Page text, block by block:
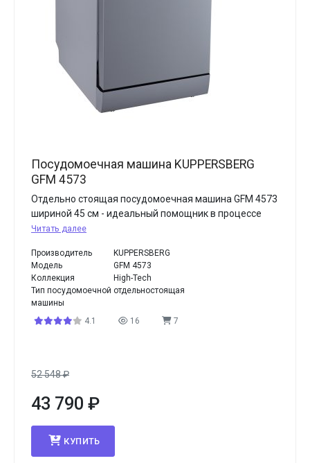
Посудомоечная машина KUPPERSBERG
GFM 4573
Отдельно стоящая посудомоечная машина GFM 4573
шириной 45 см - идеальный помощник в процессе
Читать далее
Производитель
KUPPERSBERG
Модель
GFM 4573
Коллекция
High-Tech
Тип посудомоечной
машины
отдельностоящая
4.1 16 7
52 548₽
43 790 ₽
КУПИТЬ